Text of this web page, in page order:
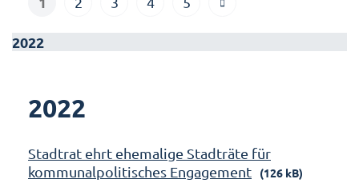
2022
2022
Stadtrat ehrt ehemalige Stadträte für
kommunalpolitisches Engagement
(126 kB)